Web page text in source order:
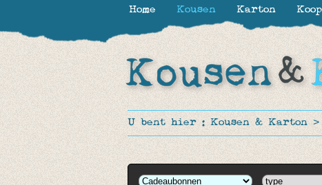
U bent hier : Kousen & Karton >
Home Kousen Karton